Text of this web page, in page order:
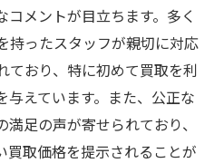
メントが目立ちます。多く
持ったスタッフが親切に対応
ており、特に初めて買取を利
与えています。また、公正な
足の声が寄せられており、
買取価格を提示されることが